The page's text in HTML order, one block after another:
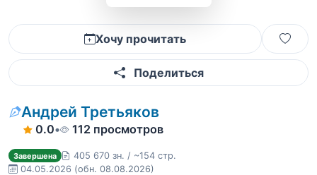
Хочу прочитать
Поделиться
Андрей Третьяков
0.0• 112 просмотров
Завершена
405 670 зн. / ~154 стр.
04.05.2026 (обн. 08.08.2026)